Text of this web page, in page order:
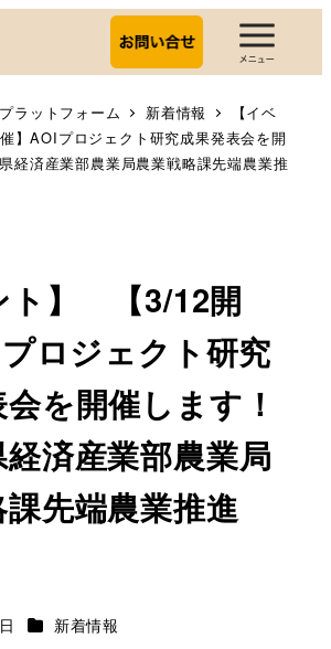
ラットフォーム 新着情報
【イベ
】AOIプロジェクト研究成果発表会を開
経済産業部農業局農業戦略課先端農業推
ト】 【3/12開
ロジェクト研究
を開催します！
経済産業部農業局
先端農業推進
カテゴリー
新着情報